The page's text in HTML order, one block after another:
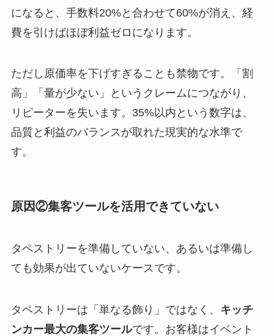
になると、手数料20%と合わせて60%が消え、経
費を引けばほぼ利益ゼロになります。
ただし原価率を下げすぎることも禁物です。「割
高」「量が少ない」というクレームにつながり、
リピーターを失います。35%以内という数字は、
品質と利益のバランスが取れた現実的な水準で
す。
原因②集客ツールを活用できていない
タペストリーを準備していない、あるいは準備し
ても効果が出ていないケースです。
タペストリーは「単なる飾り」ではなく、 キッチ
ンカー最大の集客ツールです。お客様はイベント